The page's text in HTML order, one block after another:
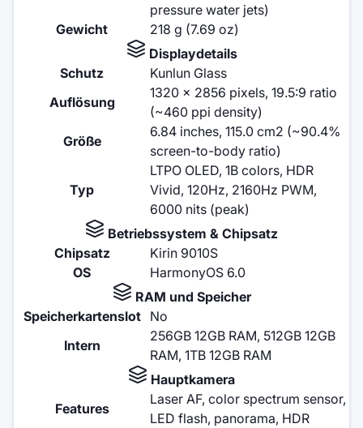
pressure water jets)
Gewicht
218 g (7.69 oz)
Displaydetails
Schutz
Kunlun Glass
Auflösung
1320 x 2856 pixels, 19.5:9 ratio
(~460 ppi density)
Größe
6.84 inches, 115.0 cm2 (~90.4%
screen-to-body ratio)
Typ
LTPO OLED, 1B colors, HDR
Vivid, 120Hz, 2160Hz PWM,
6000 nits (peak)
Betriebssystem & Chipsatz
Chipsatz
Kirin 9010S
OS
HarmonyOS 6.0
RAM und Speicher
Speicherkartenslot
No
Intern
256GB 12GB RAM, 512GB 12GB
RAM, 1TB 12GB RAM
Hauptkamera
Features
Laser AF, color spectrum sensor,
LED flash, panorama, HDR